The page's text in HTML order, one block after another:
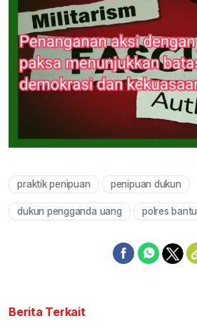
praktik penipuan penipuan dukun
dukun pengganda uang polres bantul
Berita Terkait